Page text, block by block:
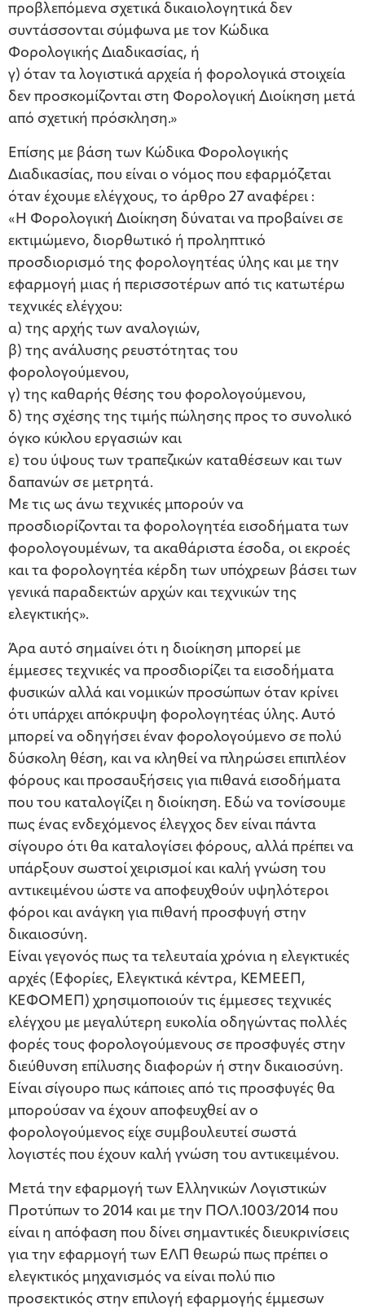
προβλεπόμενα σχετικά δικαιολογητικά δεν
συντάσσονται σύμφωνα με τον Κώδικα
Φορολογικής Διαδικασίας, ή
γ) όταν τα λογιστικά αρχεία ή φορολογικά στοιχεία
δεν προσκομίζονται στη Φορολογική Διοίκηση μετά
από σχετική πρόσκληση.»
Επίσης με βάση των Κώδικα Φορολογικής
Διαδικασίας, που είναι ο νόμος που εφαρμόζεται
όταν έχουμε ελέγχους, το άρθρο 27 αναφέρει :
«Η Φορολογική Διοίκηση δύναται να προβαίνει σε
εκτιμώμενο, διορθωτικό ή προληπτικό
προσδιορισμό της φορολογητέας ύλης και με την
εφαρμογή μιας ή περισσοτέρων από τις κατωτέρω
τεχνικές ελέγχου:
α) της αρχής των αναλογιών,
β) της ανάλυσης ρευστότητας του
φορολογούμενου,
γ) της καθαρής θέσης του φορολογούμενου,
δ) της σχέσης της τιμής πώλησης προς το συνολικό
όγκο κύκλου εργασιών και
ε) του ύψους των τραπεζικών καταθέσεων και των
δαπανών σε μετρητά.
Με τις ως άνω τεχνικές μπορούν να
προσδιορίζονται τα φορολογητέα εισοδήματα των
φορολογουμένων, τα ακαθάριστα έσοδα, οι εκροές
και τα φορολογητέα κέρδη των υπόχρεων βάσει των
γενικά παραδεκτών αρχών και τεχνικών της
ελεγκτικής».
Άρα αυτό σημαίνει ότι η διοίκηση μπορεί με
έμμεσες τεχνικές να προσδιορίζει τα εισοδήματα
φυσικών αλλά και νομικών προσώπων όταν κρίνει
ότι υπάρχει απόκρυψη φορολογητέας ύλης. Αυτό
μπορεί να οδηγήσει έναν φορολογούμενο σε πολύ
δύσκολη θέση, και να κληθεί να πληρώσει επιπλέον
φόρους και προσαυξήσεις για πιθανά εισοδήματα
που του καταλογίζει η διοίκηση. Εδώ να τονίσουμε
πως ένας ενδεχόμενος έλεγχος δεν είναι πάντα
σίγουρο ότι θα καταλογίσει φόρους, αλλά πρέπει να
υπάρξουν σωστοί χειρισμοί και καλή γνώση του
αντικειμένου ώστε να αποφευχθούν υψηλότεροι
φόροι και ανάγκη για πιθανή προσφυγή στην
δικαιοσύνη.
Είναι γεγονός πως τα τελευταία χρόνια η ελεγκτικές
αρχές (Εφορίες, Ελεγκτικά κέντρα, ΚΕΜΕΕΠ,
ΚΕΦΟΜΕΠ) χρησιμοποιούν τις έμμεσες τεχνικές
ελέγχου με μεγαλύτερη ευκολία οδηγώντας πολλές
φορές τους φορολογούμενους σε προσφυγές στην
διεύθυνση επίλυσης διαφορών ή στην δικαιοσύνη.
Είναι σίγουρο πως κάποιες από τις προσφυγές θα
μπορούσαν να έχουν αποφευχθεί αν ο
φορολογούμενος είχε συμβουλευτεί σωστά
λογιστές που έχουν καλή γνώση του αντικειμένου.
Μετά την εφαρμογή των Ελληνικών Λογιστικών
Προτύπων το 2014 και με την ΠΟΛ.1003/2014 που
είναι η απόφαση που δίνει σημαντικές διευκρινίσεις
για την εφαρμογή των ΕΛΠ θεωρώ πως πρέπει ο
ελεγκτικός μηχανισμός να είναι πολύ πιο
προσεκτικός στην επιλογή εφαρμογής έμμεσων